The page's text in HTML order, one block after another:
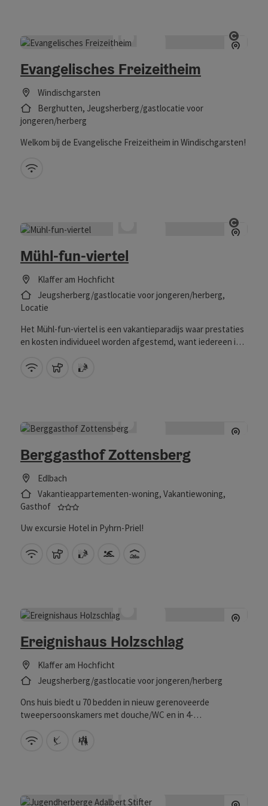
Start
Evangelisches Freizeitheim
Windischgarsten
Berghutten, Jeugsherberg/gastlocatie voor
jongeren/herberg
Welkom bij de Evangelische Freizeitheim in Windischgarsten!
W-LAN (gratis)
Start
Mühl-fun-viertel
Klaffer am Hochficht
Jeugsherberg/gastlocatie voor jongeren/herberg,
Locatie
Het Mühl-fun-viertel is een vakantieparadijs waar prestaties
en kosten individueel worden afgestemd, want iedereen is
aan het meer, midden in de natuur en met een uitgestrekt
kantooruren:Maandag-vrijdag: 8-15 uur
W-LAN (gratis)Huisdieren toegestaan
Berggasthof Zottensberg
Edlbach
Vakantieappartementen-woning, Vakantiewoning,
Gasthof
3 sterren - Getest en uitstekend bevonden op
Uw excursie Hotel in Pyhrn-Priel!
W-LAN (gratis)Huisdieren toegestaan
Sauna Zwembad
Ereignishaus Holzschlag
Klaffer am Hochficht
Jeugsherberg/gastlocatie voor jongeren/herberg
Ons huis biedt u 70 bedden in nieuw gerenoveerde
tweepersoonskamers met douche/WC en in 4-
Gezinnen worden op aanvraag ondergebracht in speciale
verschillende sporten gegeven. Naast lichamelijke
W-LAN (gratis)Direct aan de skilift